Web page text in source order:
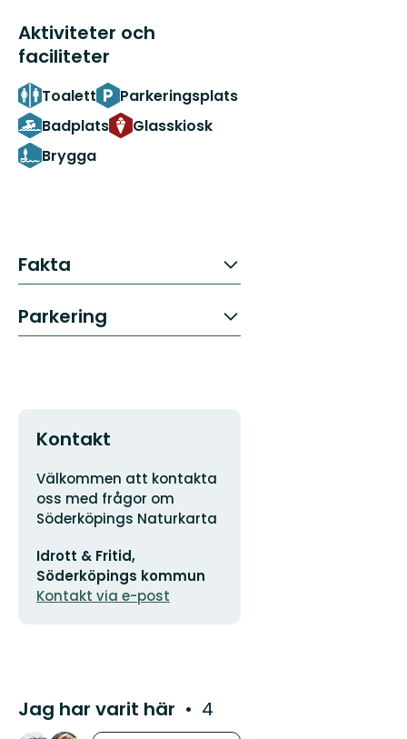
Aktiviteter och
faciliteter
Toalett
Parkeringsplats
Badplats
Glasskiosk
Brygga
Fakta
Parkering
Kontakt
Adress
Välkommen att kontakta
oss med frågor om
Söderköpings Naturkarta
postadress
Idrott & Fritid,
Söderköpings kommun
Kontakt via e-post
Jag har varit här 4